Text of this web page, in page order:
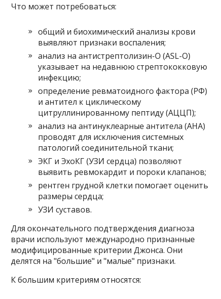
Что может потребоваться:
общий и биохимический анализы крови
выявляют признаки воспаления;
анализ на антистрептолизин-О (ASL-O)
указывает на недавнюю стрептококковую
инфекцию;
определение ревматоидного фактора (РФ)
и антител к циклическому
цитруллинированному пептиду (АЦЦП);
анализ на антинуклеарные антитела (АНА)
проводят для исключения системных
патологий соединительной ткани;
ЭКГ и ЭхоКГ (УЗИ сердца) позволяют
выявить ревмокардит и пороки клапанов;
рентген грудной клетки помогает оценить
размеры сердца;
УЗИ суставов.
Для окончательного подтверждения диагноза
врачи используют международно признанные
модифицированные критерии Джонса. Они
делятся на "большие" и "малые" признаки.
К большим критериям относятся: